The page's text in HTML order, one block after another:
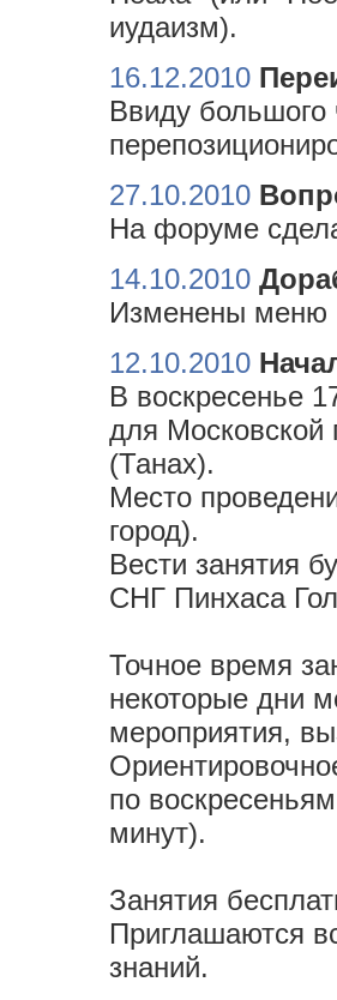
иудаизм).
16.12.2010
Ввиду большого
27.10.2010
На форуме
14.10.2010
Изменены меню
12.10.2010
В воскресенье
для Московской
(Танах).
Место
город).
Вести занятия
СНГ Пинхаса
Точное время
некоторые дни
мероприятия,
по
минут).
Занятия
Приглашаются
знаний.